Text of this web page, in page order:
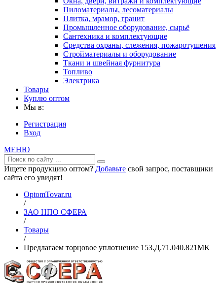
Пиломатериалы, лесоматериалы
Плитка, мрамор, гранит
Промышленное оборудование, сырьё
Сантехника и комплектующие
Средства охраны, слежения, пожаротушения
Стройматериалы и оборудование
Ткани и швейная фурнитура
Топливо
Электрика
Товары
Куплю оптом
Мы в:
Регистрация
Вход
МЕНЮ
Ищете продукцию оптом? Добавьте свой запрос, поставщики
сайта его увидят!
OptomTovar.ru
/
ЗАО НПО СФЕРА
/
Товары
/
Предлагаем торцовое уплотнение 153.Д.71.040.821МК